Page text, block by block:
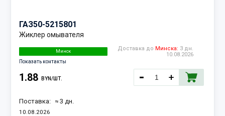
ГАЗ50-5215801
Жиклер омывателя
Минск
Показать контакты
Доставка до Минска: 3 дн.
10.08.2026
1.88 BYN/ШТ.
Поставка: ≈ 3 дн.
10.08.2026